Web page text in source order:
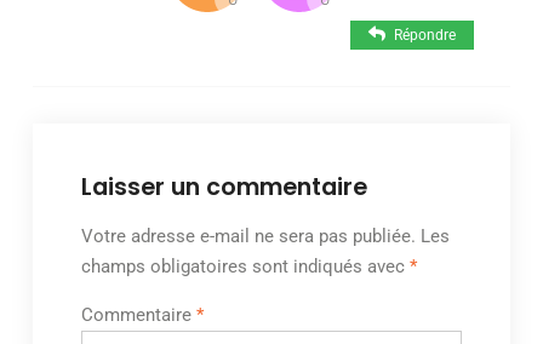
Répondre
Laisser un commentaire
Votre adresse e-mail ne sera pas publiée. Les
champs obligatoires sont indiqués avec *
Commentaire *